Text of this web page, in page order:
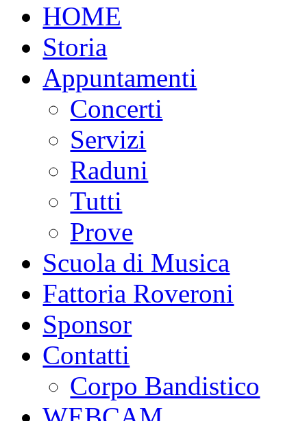
HOME
Storia
Appuntamenti
Concerti
Servizi
Raduni
Tutti
Prove
Scuola di Musica
Fattoria Roveroni
Sponsor
Contatti
Corpo Bandistico